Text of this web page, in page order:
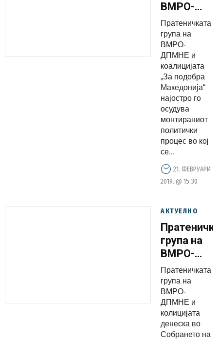
ВМРО-
ДПМНЕ
најостро
го
осудува
политички
процес и
бара
Државен
јавен
обвинител
на
предлог
Пратеничката
група на
ВМРО-
ДПМНЕ и
коалицијата
„За подобра
Македонија“
најостро го
осудува
монтираниот
политички
процес во кој
се...
21. ФЕВРУАРИ
2019. @ 15:30
АКТУЕЛНО
група на
ВМРО-
ДПМНЕ и
поднесоа
законски
измени за
Пратеничката
група на
ВМРО-
ДПМНЕ и
колицијата
денеска во
Собрането на